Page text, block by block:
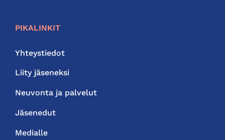
PIKALINKIT
Yhteystiedot
Liity jäseneksi
Neuvonta ja palvelut
Jäsenedut
Medialle